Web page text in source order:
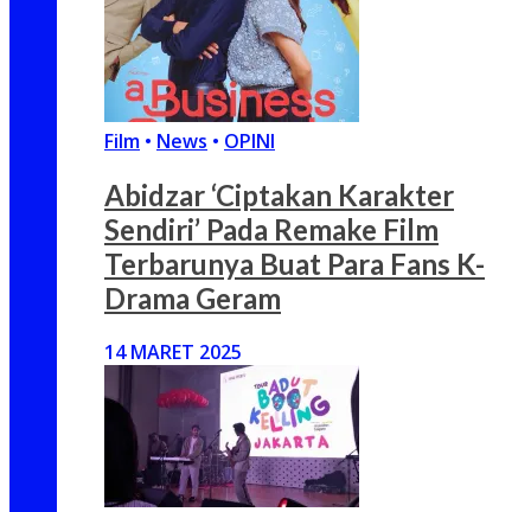
Film • News • OPINI
Abidzar ‘Ciptakan Karakter
Sendiri’ Pada Remake Film
Terbarunya Buat Para Fans K-
Drama Geram
14 MARET 2025